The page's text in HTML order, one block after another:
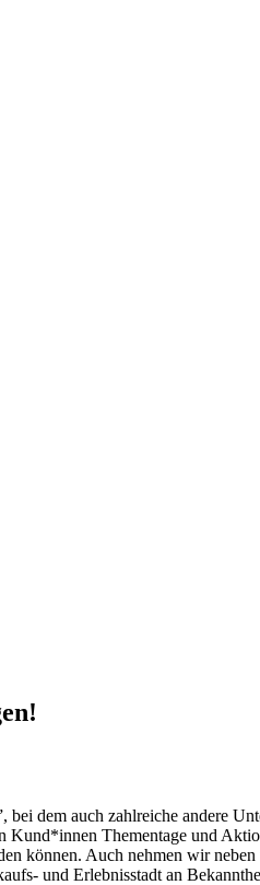
dem auch zahlreiche andere
Kund*innen Thementage und
können. Auch nehmen wir
und Erlebnisstadt an